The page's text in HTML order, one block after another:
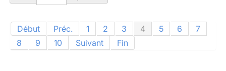
Début Préc. 1 2 3 4 5 6
7
8
9 10 Suivant Fin